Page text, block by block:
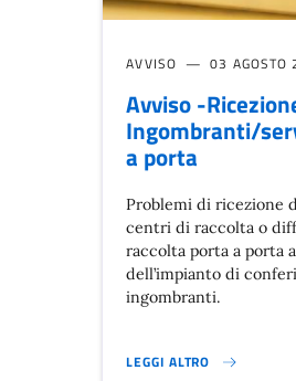
AVVISO 03 AGOSTO
Avviso -
Ingombranti/
a porta
Problemi di ricezione
centri di raccolta o
raccolta porta a porta
dell’impianto di
ingombranti.
LEGGI ALTRO
AVVISO -RICEZIONE